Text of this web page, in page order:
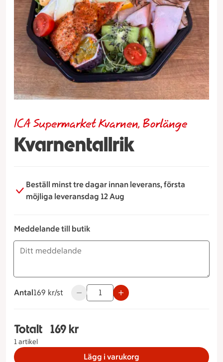
Kvarnentallrik
ICA Supermarket Kvarnen, Borlänge
Beställ minst tre dagar innan leverans, första
möjliga leveransdag 12 Aug
Meddelande till butik
Antal
169 kronor styck
169 kr/st Använd knapparna för att minska eller
Totalt
1 artikel
Totalt 1 stycken Kvarnentallrik, 169 kronor
169 kr
Lägg i varukorg